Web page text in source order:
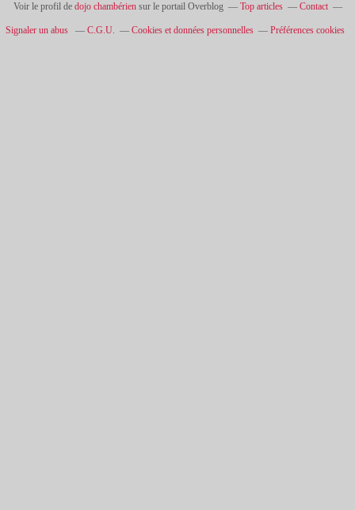
Voir le profil de dojo chambériensur le portail Overblog Top articles Contact
Signaler un abus C.G.U. Cookies et données personnelles Préférences cookies